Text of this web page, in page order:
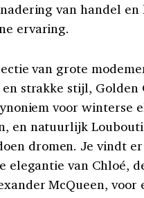
van handel en
ervaring.
van grote
strakke stijl, Golden
voor winterse
en natuurlijk
dromen. Je vindt
elegantie van Chloé,
McQueen, voor